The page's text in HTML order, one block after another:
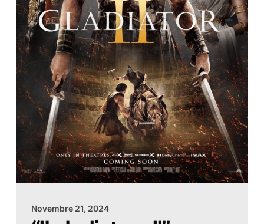
Novembre 21, 2024